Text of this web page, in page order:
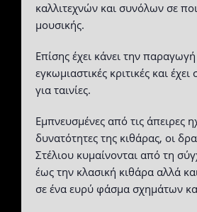
καλλιτεχνών και συνόλων σε
μουσικής.
Επίσης έχει κάνει την
εγκωμιαστικές κριτικές και
για ταινίες.
Εμπνευσμένες από τις άπειρες
δυνατότητες της κιθάρας, οι
Στέλιου κυμαίνονται από τη
έως την κλασική κιθάρα αλλά
σε ένα ευρύ φάσμα σχημάτων